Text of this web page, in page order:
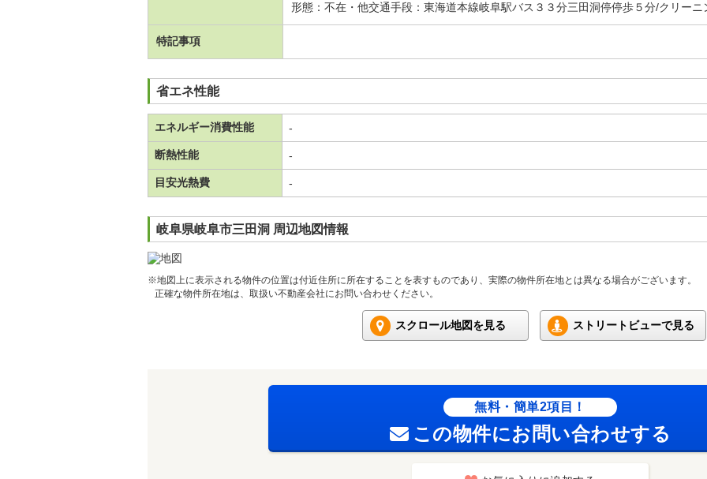
形態：不在・他交通手段：東海道本線岐阜駅バス３３分三田洞停停歩５分/クリー
特記事項
省エネ性能
エネルギー消費性能 -
断熱性能 -
目安光熱費 -
岐阜県岐阜市三田洞 周辺地図情報
※地図上に表示される物件の位置は付近住所に所在することを表すものであり、実際の物件所在地とは異なる場合がございます。
正確な物件所在地は、取扱い不動産会社にお問い合わせください。
スクロール地図を見る ストリートビューで見る
無料・簡単2項目！
この物件にお問い合わせする